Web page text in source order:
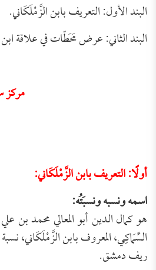
البند الأول: التعريف بابن الزَّمْلَكَاني.
البند الثاني: عرض مَحَطّات في علاقة ابن
أولًا: التعريف بابن الزَّمْلَكَاني:
اسمه ونسبه ونسبَتُه:
هو كمال الدين أبو المعالي محمد بن
السِّمَاكِي، المعروف بابن الزَّمْلَكَاني،
ريف دمشق.